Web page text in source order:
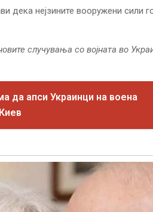
дека нејзините вооружени сили
случувања со војната во
да апси Украинци на воена